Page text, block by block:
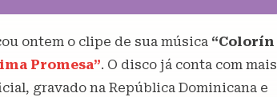
ontem o clipe de sua música “Colorín
Promesa”. O disco já conta com mais
gravado na República Dominicana e